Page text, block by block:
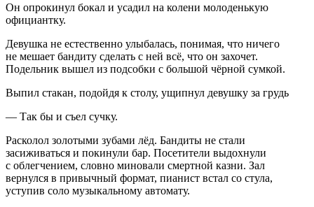
Он опрокинул бокал и усадил на колени молоденькую
официантку.
Девушка не естественно улыбалась, понимая, что ничего
не мешает бандиту сделать с ней всё, что он захочет.
Подельник вышел из подсобки с большой чёрной сумкой.
Выпил стакан, подойдя к столу, ущипнул девушку за грудь
— Так бы и съел сучку.
Расколол золотыми зубами лёд. Бандиты не стали
засиживаться и покинули бар. Посетители выдохнули
с облегчением, словно миновали смертной казни. Зал
вернулся в привычный формат, пианист встал со стула,
уступив соло музыкальному автомату.